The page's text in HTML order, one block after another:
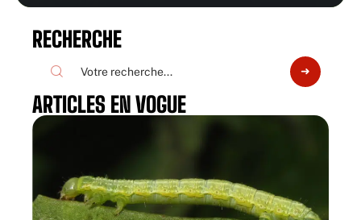
RECHERCHE
ARTICLES EN VOGUE